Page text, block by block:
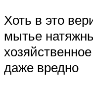
Хоть в это
мытье
даже вредно